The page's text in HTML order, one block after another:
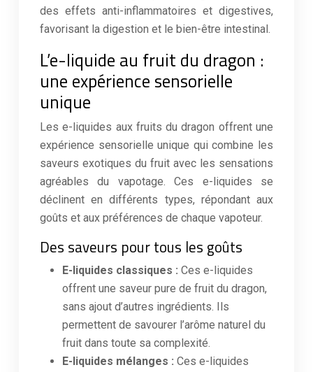
des effets anti-inflammatoires et digestives,
favorisant la digestion et le bien-être intestinal.
L’e-liquide au fruit du dragon :
une expérience sensorielle
unique
Les e-liquides aux fruits du dragon offrent une
expérience sensorielle unique qui combine les
saveurs exotiques du fruit avec les sensations
agréables du vapotage. Ces e-liquides se
déclinent en différents types, répondant aux
goûts et aux préférences de chaque vapoteur.
Des saveurs pour tous les goûts
E-liquides classiques : Ces e-liquides
offrent une saveur pure de fruit du dragon,
sans ajout d’autres ingrédients. Ils
permettent de savourer l’arôme naturel du
fruit dans toute sa complexité.
E-liquides mélanges : Ces e-liquides